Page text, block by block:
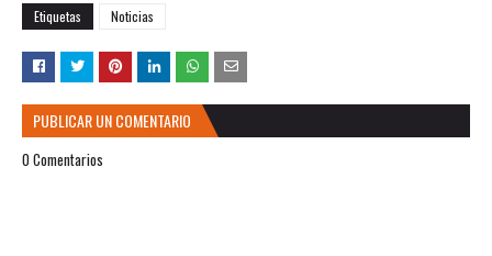
Etiquetas Noticias
PUBLICAR UN COMENTARIO
0 Comentarios